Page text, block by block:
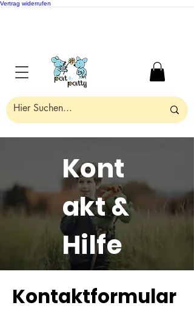
Vertrag widerrufen
Kont
akt &
Hilfe
Kontaktformular